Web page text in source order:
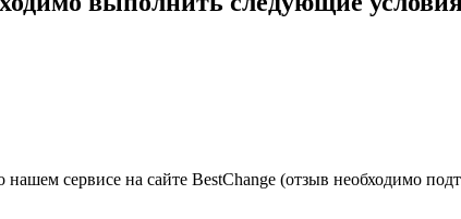
сервисе на сайте BestChange (отзыв необходимо